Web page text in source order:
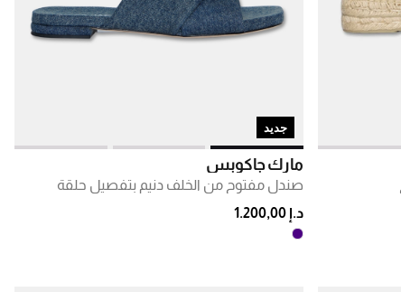
جديد
مارك جاكوبس
صندل مفتوح من الخلف دنيم بتفصيل حلقة
د.إ 1.200,00